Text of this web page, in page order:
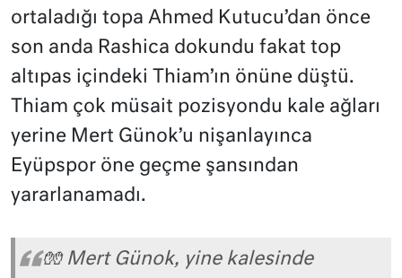
ortaladığı topa Ahmed Kutucu’dan önce
son anda Rashica dokundu fakat top
altıpas içindeki Thiam’ın önüne düştü.
Thiam çok müsait pozisyondu kale ağları
yerine Mert Günok’u nişanlayınca
Eyüpspor öne geçme şansından
yararlanamadı.
🧤 Mert Günok, yine kalesinde